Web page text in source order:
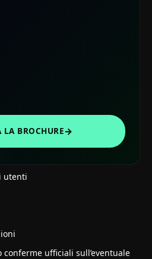
LA BROCHURE→
utenti
ufficiali sull’eventuale